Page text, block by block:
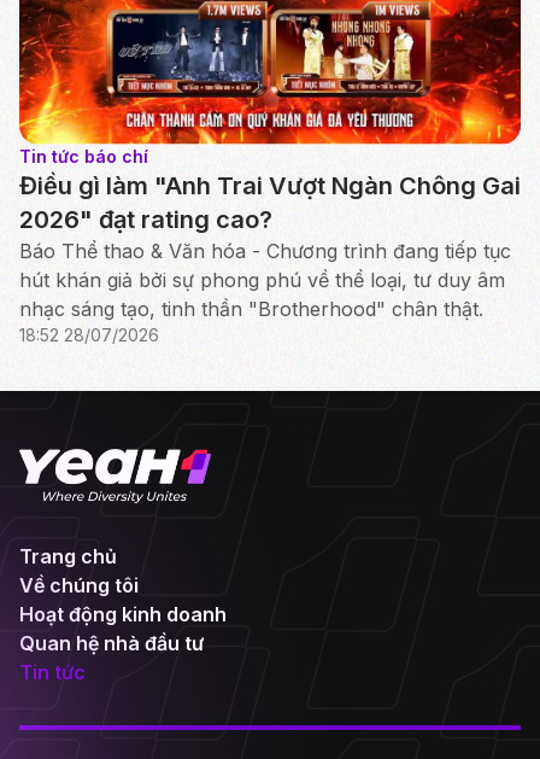
Tin tức báo chí
Điều gì làm "Anh Trai Vượt Ngàn Chông Gai
2026" đạt rating cao?
Báo Thể thao & Văn hóa - Chương trình đang tiếp tục
hút khán giả bởi sự phong phú về thể loại, tư duy âm
nhạc sáng tạo, tinh thần "Brotherhood" chân thật.
18:52 28/07/2026
Trang chủ
Về chúng tôi
Hoạt động kinh doanh
Quan hệ nhà đầu tư
Tin tức